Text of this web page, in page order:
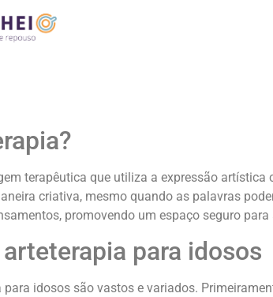
terapêutica que utiliza a expressão
criativa, mesmo quando as palavras
promovendo um espaço seguro
para idosos
idosos são vastos e variados.